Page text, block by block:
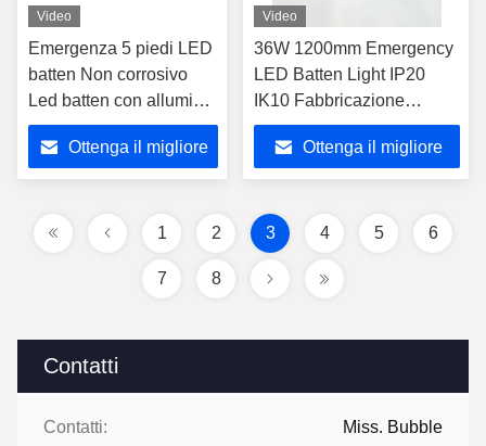
Contatti
Contatti: Miss. Bubble
Video
Emergenza 5 piedi LED
batten Non corrosivo
Led batten con alluminio
alloggiamento
Ottenga il migliore
Video
36W 1200mm Emergency
LED Batten Light IP20
IK10 Fabbricazione
industriale
Ottenga il migliore
1 2 3 4 5 6
7 8